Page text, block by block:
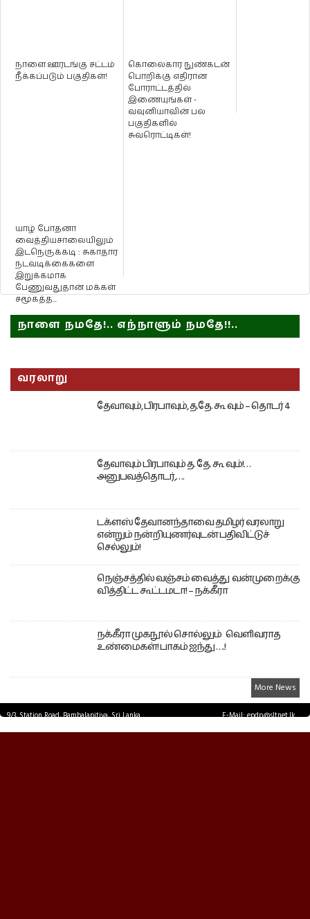
நாளை ஊரடங்கு சட்டம்
நீக்கப்படும் பகுதிகள்!
கொலைகார நுண்கடன்
பொறிக்கு எதிரான
போராட்டத்தில்
இணையுங்கள் -
வவுனியாவின் பல
பகுதிகளில்
சுவரொட்டிகள்!
யாழ் போதனா
வைத்தியசாலையிலும்
இடநெருக்கடி : சுகாதார
நடவடிக்கைகளை
இறுக்கமாக
பேணுவதுதான் மக்கள்
சமூகத்த...
நாளை நமதே!.. எந்நாளும் நமதே!!..
வரலாறு
தேவாவும், பிரபாவும், த.தே. கூ வும் – தொடர் 4
தேவாவும் பிரபாவும் த. தே. கூ வும்!…
அனுபவத்தொடர்,….
டக்ளஸ் தேவானந்தாவை தமிழர் வரலாறு
என்றும் நன்றியுணர்வுடன் பதிவிட்டுச்
செல்லும்!
நெஞ்சத்தில் வஞ்சம் வைத்து வன்முறைக்கு
வித்திட்ட கூட்டமடா! – நக்கீரா
நக்கீரா முகநூல் சொல்லும் வெளிவராத
உண்மைகள்! பாகம் ஐந்து ….!
More News
9/3, Station Road, Bambalapitiya, Sri Lanka.
E-Mail: epdp@sltnet.lk